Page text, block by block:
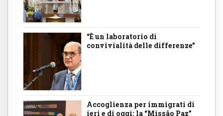
“È un laboratorio di
convivialità delle differenze”
Accoglienza per immigrati di
ieri e di oggi: la “Missão Paz”